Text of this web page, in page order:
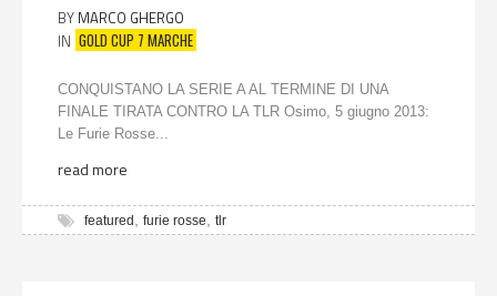
BY MARCO GHERGO
IN GOLD CUP 7 MARCHE
CONQUISTANO LA SERIE A AL TERMINE DI UNA
FINALE TIRATA CONTRO LA TLR Osimo, 5 giugno 2013:
Le Furie Rosse...
read more
featured furie rosse tlr